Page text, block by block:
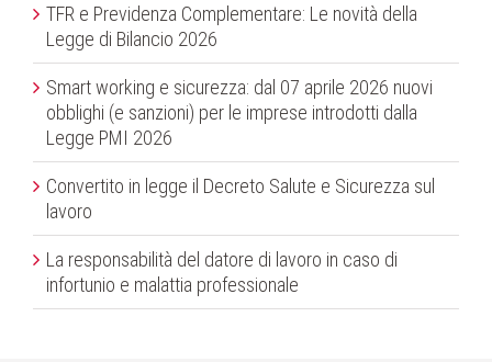
TFR e Previdenza Complementare: Le novità della
Legge di Bilancio 2026
Smart working e sicurezza: dal 07 aprile 2026 nuovi
obblighi (e sanzioni) per le imprese introdotti dalla
Legge PMI 2026
Convertito in legge il Decreto Salute e Sicurezza sul
lavoro
La responsabilità del datore di lavoro in caso di
infortunio e malattia professionale